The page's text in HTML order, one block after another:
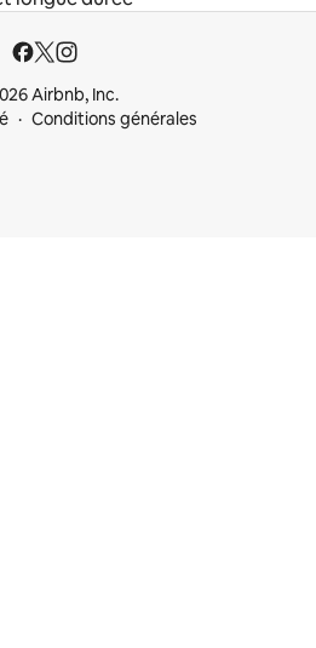
Airbnb, Inc.
Conditions générales